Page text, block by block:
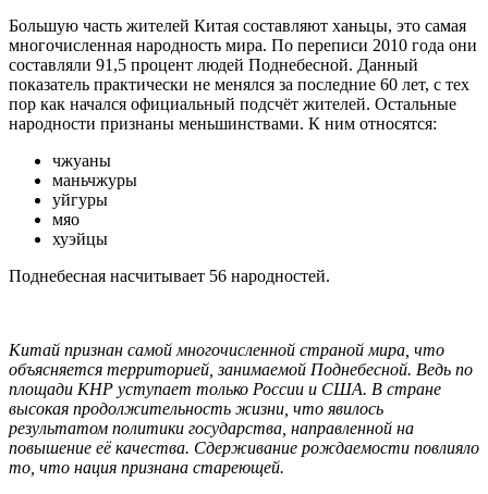
Большую часть жителей Китая составляют ханьцы, это самая
многочисленная народность мира. По переписи 2010 года они
составляли 91,5 процент людей Поднебесной. Данный
показатель практически не менялся за последние 60 лет, с тех
пор как начался официальный подсчёт жителей. Остальные
народности признаны меньшинствами. К ним относятся:
чжуаны
маньчжуры
уйгуры
мяо
хуэйцы
Поднебесная насчитывает 56 народностей.
Китай признан самой многочисленной страной мира, что
объясняется территорией, занимаемой Поднебесной. Ведь по
площади КНР уступает только России и США. В стране
высокая продолжительность жизни, что явилось
результатом политики государства, направленной на
повышение её качества. Сдерживание рождаемости повлияло
то, что нация признана стареющей.